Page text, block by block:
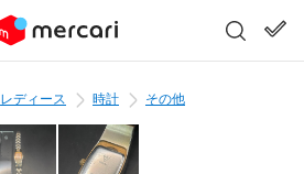
レディース 時計 その他